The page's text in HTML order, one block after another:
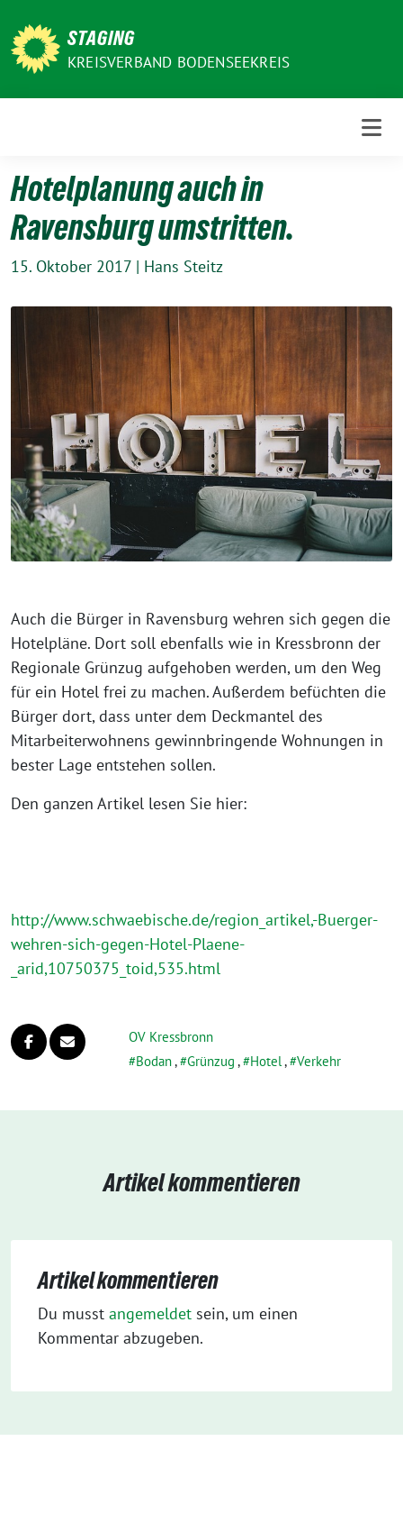
zum
Inhalt
STAGING
KREISVERBAND BODENSEEKREIS
Hotelplanung auch in
Ravensburg umstritten.
15. Oktober 2017 | Hans Steitz
Auch die Bürger in Ravensburg weh­ren sich gegen die
Hotelpläne. Dort soll eben­falls wie in Kressbronn der
Regionale Grünzug auf­ge­ho­ben wer­den, um den Weg
für ein Hotel frei zu machen. Außerdem befüch­ten die
Bürger dort, dass unter dem Deckmantel des
Mitarbeiterwohnens gewinn­brin­gen­de Wohnungen in
bes­ter Lage ent­ste­hen sollen.
Den gan­zen Artikel lesen Sie hier:
http://www.schwaebische.de/region_artikel,-Buerger-
wehren-sich-gegen-Hotel-Plaene-
_arid,10750375_toid,535.html
OV Kressbronn
Bodan, Grünzug , Hotel, Verkehr
Artikel kommentieren
Artikel kommentieren
Du musst angemeldet sein, um einen
Kommentar abzugeben.